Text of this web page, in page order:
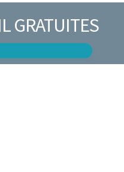
GRATUITES